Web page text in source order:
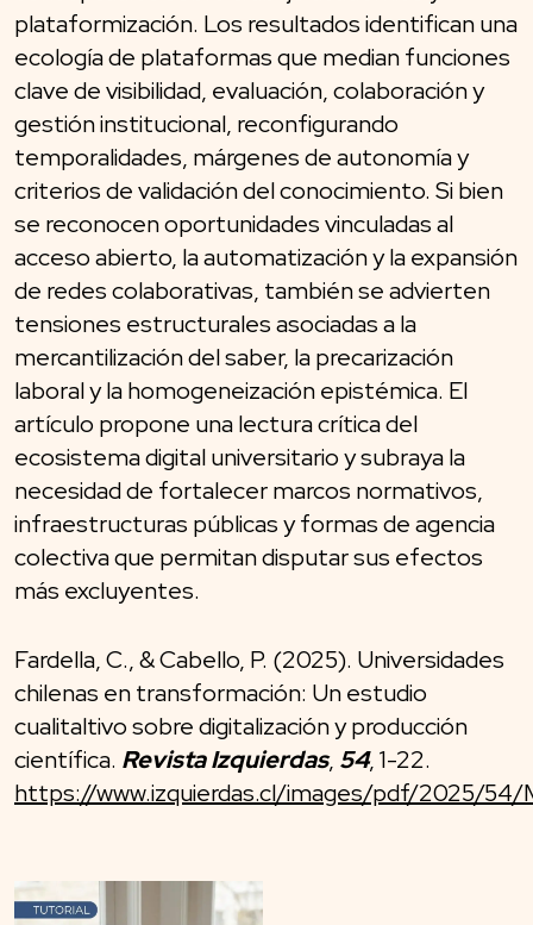
plataformización. Los resultados identifican una
ecología de plataformas que median funciones
clave de visibilidad, evaluación, colaboración y
gestión institucional, reconfigurando
temporalidades, márgenes de autonomía y
criterios de validación del conocimiento. Si bien
se reconocen oportunidades vinculadas al
acceso abierto, la automatización y la expansión
de redes colaborativas, también se advierten
tensiones estructurales asociadas a la
mercantilización del saber, la precarización
laboral y la homogeneización epistémica. El
artículo propone una lectura crítica del
ecosistema digital universitario y subraya la
necesidad de fortalecer marcos normativos,
infraestructuras públicas y formas de agencia
colectiva que permitan disputar sus efectos
más excluyentes.
Fardella, C., & Cabello, P. (2025). Universidades
chilenas en transformación: Un estudio
cualitaltivo sobre digitalización y producción
científica. Revista Izquierdas, 54, 1-22.
https://www.izquierdas.cl/images/pdf/2025/54/